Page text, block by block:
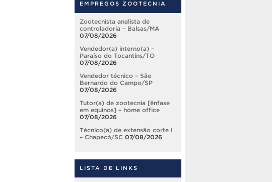
EMPREGOS ZOOTECNIA
Zootecnista analista de
controladoria – Balsas/MA
07/08/2026
Vendedor(a) interno(a) –
Paraíso do Tocantins/TO
07/08/2026
Vendedor técnico – São
Bernardo do Campo/SP
07/08/2026
Tutor(a) de zootecnia [ênfase
em equinos] – home office
07/08/2026
Técnico(a) de extensão corte I
– Chapecó/SC 07/08/2026
LISTA DE LINKS